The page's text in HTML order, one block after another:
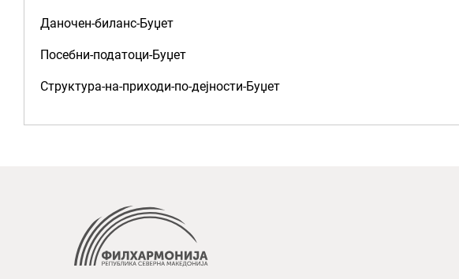
Даночен-биланс-Буџет
Посебни-податоци-Буџет
Структура-на-приходи-по-дејности-Буџет